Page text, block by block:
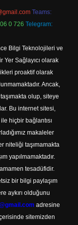
Teams:
0 726 Telegram:
Bilgi Teknolojileri ve
Yer Sağlayıcı olarak
proaktif olarak
Ancak,
olup, siteye
Bu internet sitesi,
hiçbir bağlantısı
makaleler
niteliği taşımamakta
yapılmamaktadır.
tesadüfidir.
bir bilgi paylaşım
aykırı olduğunu
adresine
sitemizden